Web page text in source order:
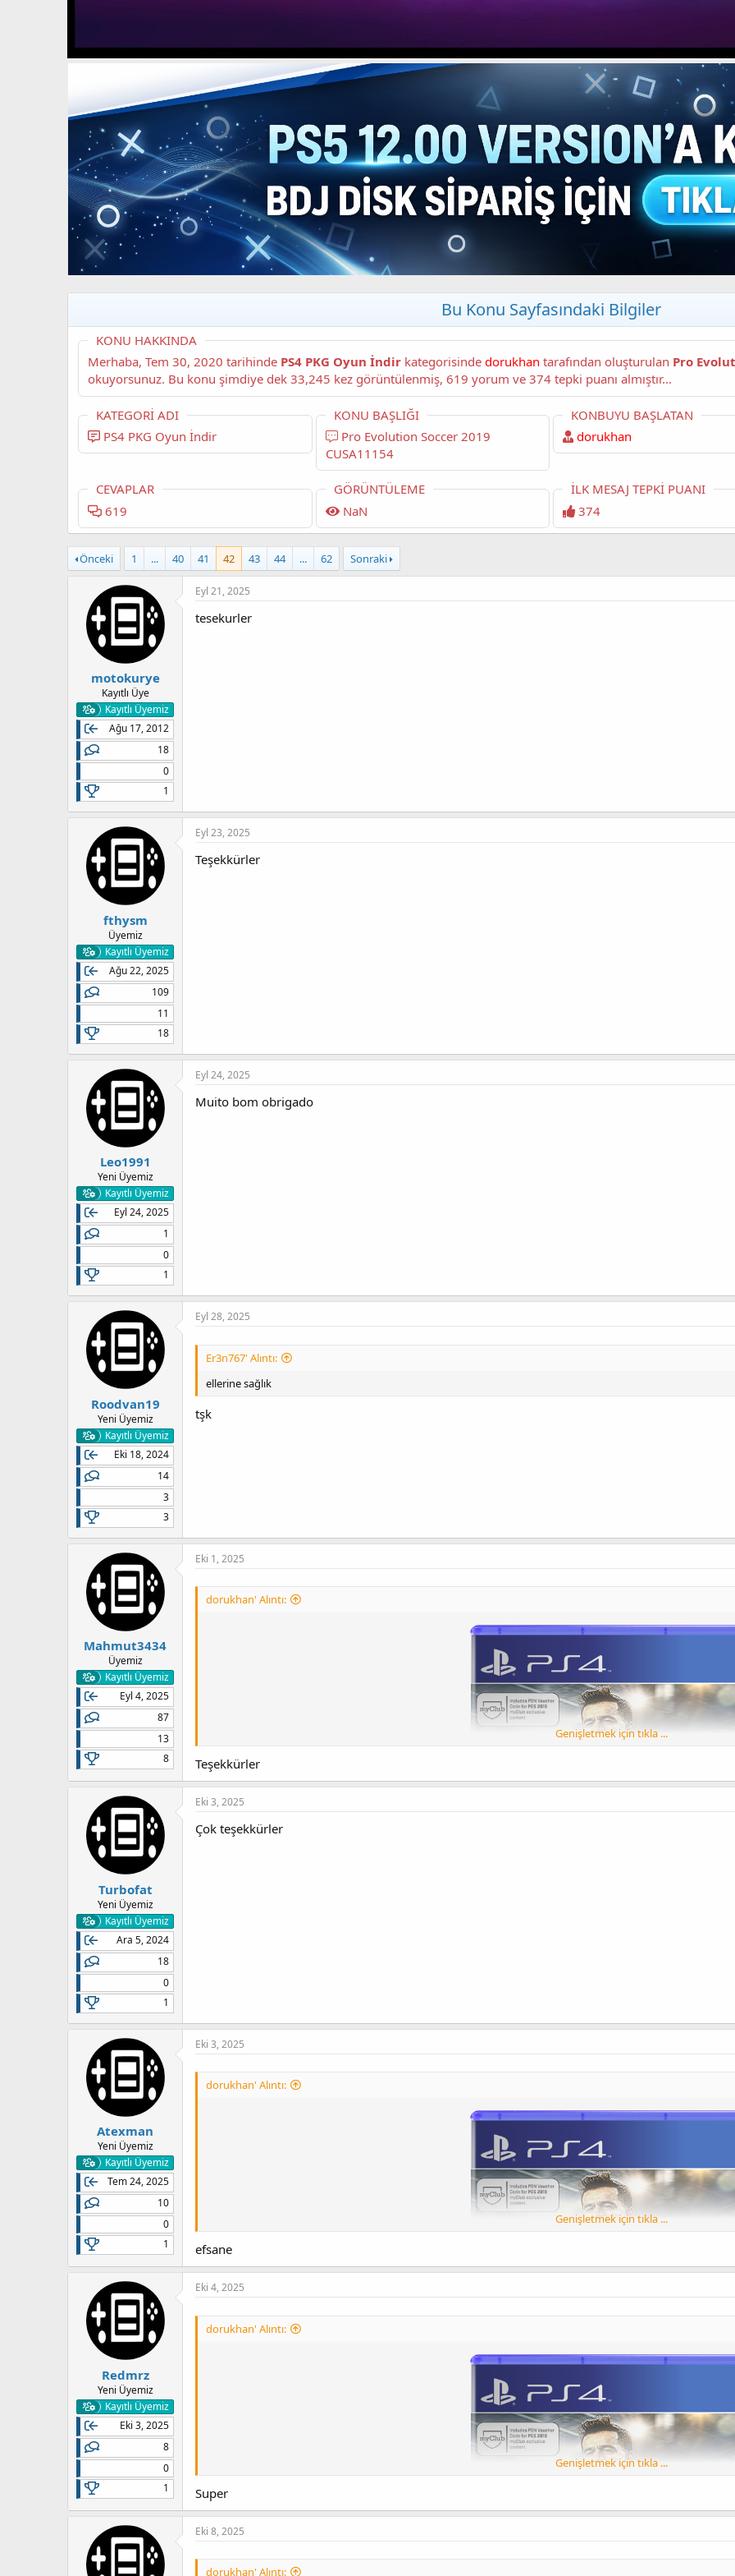
Bu Konu Sayfasındaki Bilgiler
KONU HAKKINDA
Merhaba,Tem 30, 2020 tarihinde PS4 PKG Oyun İndir kategorisindedorukhan
tarafından oluşturulan
okuyorsunuz. Bu konu şimdiye dek 33,245 kez görüntülenmiş, 619 yorum ve 374 tepki puanı almıştır...
KATEGORI ADI
PS4 PKG Oyun İndir
KONU BAŞLIĞI
Pro Evolution Soccer 2019
CUSA11154
KONBUYU BAŞLATAN
dorukhan
CEVAPLAR
619
GÖRÜNTÜLEME
NaN
İLK MESAJ TEPKI PUANI
374
Önceki 1 ... 40 41 42 43 44 ... 62 Sonraki
motokurye
Kayıtlı Üye
Kayıtlı Üyemiz
Ağu 17, 2012
18
0
1
Eyl 21, 2025
tesekurler
fthysm
Üyemiz
Kayıtlı Üyemiz
Ağu 22, 2025
109
11
18
Eyl 23, 2025
Teşekkürler
Leo1991
Yeni Üyemiz
Kayıtlı Üyemiz
Eyl 24, 2025
1
0
1
Eyl 24, 2025
Muito bom obrigado
Roodvan19
Yeni Üyemiz
Kayıtlı Üyemiz
Eki 18, 2024
14
3
3
Eyl 28, 2025
Er3n767' Alıntı:
ellerine sağlık
tşk
Mahmut3434
Üyemiz
Kayıtlı Üyemiz
Eyl 4, 2025
87
13
8
Eki 1, 2025
dorukhan' Alıntı:
[Gizli içerik]
Genişletmek için tıkla ...
Teşekkürler
Turbofat
Yeni Üyemiz
Kayıtlı Üyemiz
Ara 5, 2024
18
0
1
Eki 3, 2025
Çok teşekkürler
Atexman
Yeni Üyemiz
Kayıtlı Üyemiz
Tem 24, 2025
10
0
1
Eki 3, 2025
dorukhan' Alıntı:
Genişletmek için tıkla ...
efsane
Redmrz
Yeni Üyemiz
Kayıtlı Üyemiz
Eki 3, 2025
8
0
1
Eki 4, 2025
dorukhan' Alıntı:
Genişletmek için tıkla ...
Super
Eki 8, 2025
dorukhan' Alıntı: